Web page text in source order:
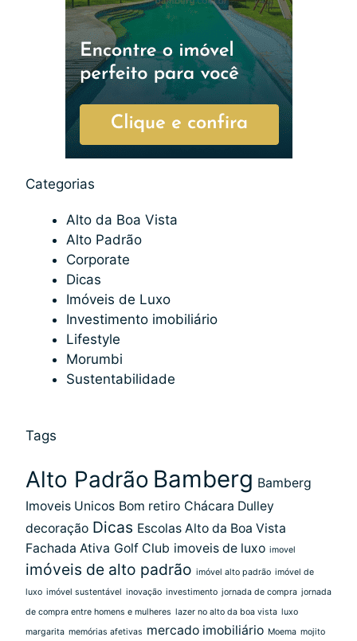
Categorias
Alto da Boa Vista
Alto Padrão
Corporate
Dicas
Imóveis de Luxo
Investimento imobiliário
Lifestyle
Morumbi
Sustentabilidade
Tags
Alto Padrão Bamberg Bamberg
Imoveis Unicos Bom retiro Chácara Dulley
decoração Dicas Escolas Alto da Boa Vista
Fachada Ativa Golf Club imoveis de luxo imovel
imóveis de alto padrão imóvel alto padrão imóvel de
luxo imóvel sustentável inovação investimento jornada de compra jornada
de compra entre homens e mulheres lazer no alto da boa vista luxo
margarita memórias afetivas mercado imobiliário Moema mojito